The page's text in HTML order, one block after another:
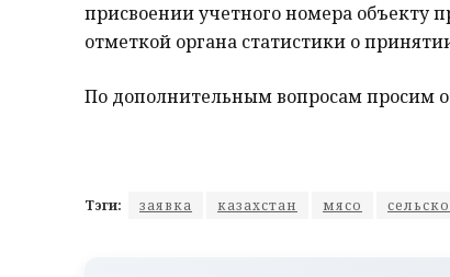
присвоении учетного номера объекту
отметкой органа статистики о
По дополнительным вопросам просим
Тэги: заявка казахстан мясо